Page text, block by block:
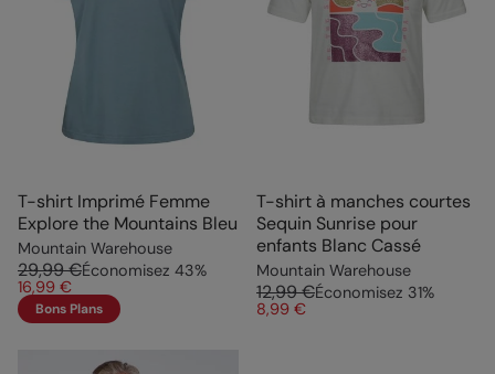
T-shirt Imprimé Femme
Explore the Mountains Bleu
Mountain Warehouse
29,99 €Économisez 43%
16,99 €
Bons Plans
T-shirt à manches courtes
Sequin Sunrise pour
enfants Blanc Cassé
Mountain Warehouse
12,99 €Économisez 31%
8,99 €